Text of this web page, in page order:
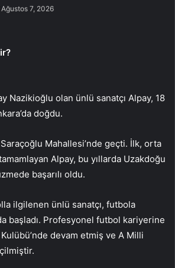
Ağustos 7, 2026
Nazikioğlu olan ünlü sanatçı Alpay, 18
doğdu.
Mahallesi’nde geçti. İlk, orta
Alpay, bu yıllarda Uzakdoğu
başarılı oldu.
ilgilenen ünlü sanatçı, futbola
başladı. Profesyonel futbol kariyerine
devam etmiş ve A Milli